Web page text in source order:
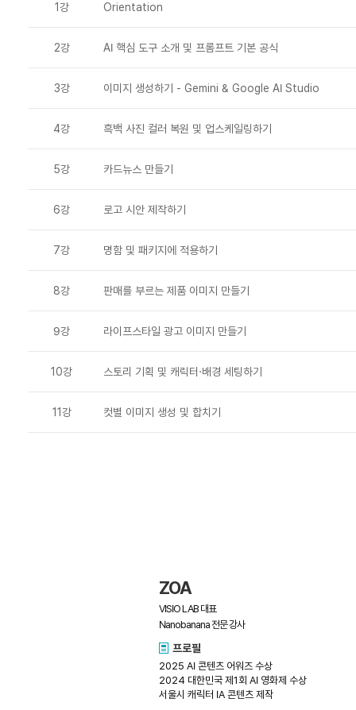
1강 Orientation
2강 AI 핵심 도구 소개 및 프롬프트 기본 공식
3강 이미지 생성하기 - Gemini & Google AI Studio
4강 흑백 사진 컬러 복원 및 업스케일링하기
5강 카드뉴스 만들기
6강 로고 시안 제작하기
7강 명함 및 패키지에 적용하기
8강 판매를 부르는 제품 이미지 만들기
9강 라이프스타일 광고 이미지 만들기
10강 스토리 기획 및 캐릭터·배경 세팅하기
11강 컷별 이미지 생성 및 합치기
ZOA
VISIO LAB 대표
Nanobanana 전문 강사
프로필
2025 AI 콘텐츠 어워즈 수상
2024 대한민국 제1회 AI 영화제 수상
서울시 캐릭터 IA 콘텐츠 제작